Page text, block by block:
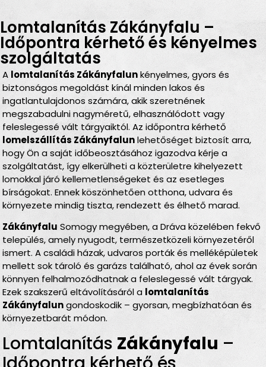
Lomtalanítás Zákányfalu –
Időpontra kérhető és kényelmes
szolgáltatás
A lomtalanítás Zákányfalunkényelmes, gyors és
biztonságos megoldást kínál minden lakos és
ingatlantulajdonos számára, akik szeretnének
megszabadulni nagyméretű, elhasználódott vagy
feleslegessé vált tárgyaiktól. Az időpontra kérhető
lomelszállítás Zákányfalunlehetőséget biztosít arra,
hogy Ön a saját időbeosztásához igazodva kérje a
szolgáltatást, így elkerülheti a közterületre kihelyezett
lomokkal járó kellemetlenségeket és az esetleges
bírságokat. Ennek köszönhetően otthona, udvara és
környezete mindig tiszta, rendezett és élhető marad.
Zákányfalu Somogy megyében, a Dráva közelében fekvő
település, amely nyugodt, természetközeli környezetéről
ismert. A családi házak, udvaros porták és melléképületek
mellett sok tároló és garázs található, ahol az évek során
könnyen felhalmozódhatnak a feleslegessé vált tárgyak.
Ezek szakszerű eltávolításáról a lomtalanítás
Zákányfalungondoskodik – gyorsan, megbízhatóan és
környezetbarát módon.
Lomtalanítás Zákányfalu –